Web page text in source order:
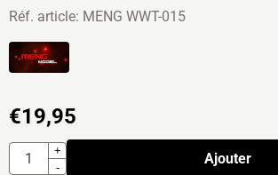
Réf. article: MENG WWT-015
€19,95
Quantité
+
-
Ajouter